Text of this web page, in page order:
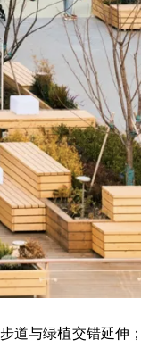
道与绿植交错延伸